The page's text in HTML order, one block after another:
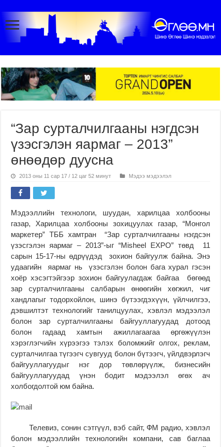
“Зар сурталчилгааны нэгдсэн
үзэсгэлэн яармаг – 2013”
өнөөдөр дуусна
2013 оны 11 сар 17 / 12 цаг 52 минут Мэдээ мэдээлэл
Мэдээллийн технологи, шуудан, харилцаа холбооны
газар, Харилцаа холбооны зохицуулах газар, “Монгол
маркетер” ТББ хамтран “Зар сурталчилгааны нэгдсэн
үзэсгэлэн яармаг – 2013”-ыг “Misheel EXPO” төвд 11
сарын 15-17-ны өдрүүдэд зохион байгуулж байна. Энэ
удаагийн яармаг нь үзэсгэлэн болон бага хурал гэсэн
хоёр хэсэгтэйгээр зохион байгуулагдаж байгаа бөгөөд
зар сурталчилгааны салбарын өнөөгийн хөгжил, чиг
хандлагыг тодорхойлон, шинэ бүтээгдэхүүн, үйлчилгээ,
дэвшилтэт технологийг танилцуулах, хэвлэл мэдээлэл
болон зар сурталчилгааны байгууллагуудад дотоод
болон гадаад хамтын ажиллагаагаа өргөжүүлэн
хэрэглэгчийн хүрээгээ тэлэх боломжийг олгох, реклам,
сурталчилгаа түгээгч сувгууд болон бүтээгч, үйлдвэрлэгч
байгууллагуудыг нэг дор төвлөрүүлж, бизнесийн
байгууллагуудад үнэн бодит мэдээлэл өгөх ач
холбогдолтой юм байна.
Телевиз, сонин сэтгүүл, вэб сайт, ФМ радио, хэвлэл
болон мэдээллийн технологийн компани, сав баглаа